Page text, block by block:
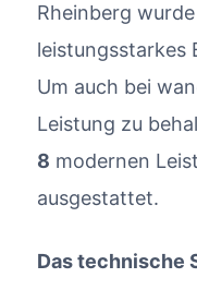
Rheinberg
leistungsstarkes
Um auch bei
Leistung zu
8 modernen
ausgestattet.
Das technische